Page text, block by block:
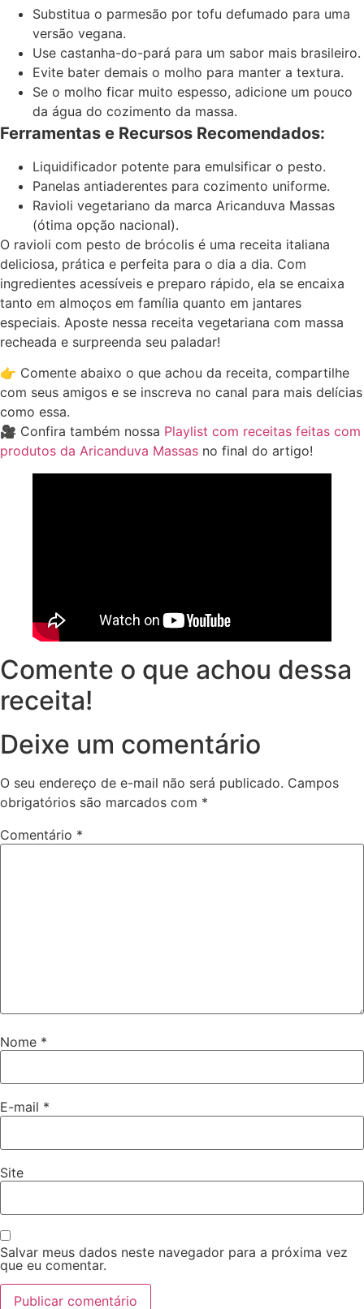
Substitua o parmesão por tofu defumado para uma
versão vegana.
Use castanha-do-pará para um sabor mais brasileiro.
Evite bater demais o molho para manter a textura.
Se o molho ficar muito espesso, adicione um pouco
da água do cozimento da massa.
Ferramentas e Recursos Recomendados:
Liquidificador potente para emulsificar o pesto.
Panelas antiaderentes para cozimento uniforme.
Ravioli vegetariano da marca Aricanduva Massas
(ótima opção nacional).
O ravioli com pesto de brócolis é uma receita italiana
deliciosa, prática e perfeita para o dia a dia. Com
ingredientes acessíveis e preparo rápido, ela se encaixa
tanto em almoços em família quanto em jantares
especiais. Aposte nessa receita vegetariana com massa
recheada e surpreenda seu paladar!
👉 Comente abaixo o que achou da receita, compartilhe
com seus amigos e se inscreva no canal para mais delícias
como essa.
🎥 Confira também nossa Playlist com receitas feitas com
produtos da Aricanduva Massas no final do artigo!
Comente o que achou dessa
receita!
Deixe um comentário
O seu endereço de e-mail não será publicado. Campos
obrigatórios são marcados com *
Comentário *
Nome *
E-mail *
Site
Salvar meus dados neste navegador para a próxima vez
que eu comentar.